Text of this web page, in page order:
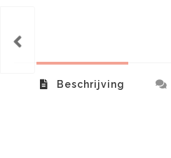
Beschrijving